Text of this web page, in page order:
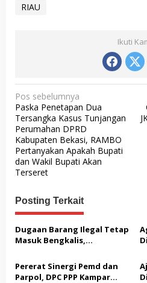
RIAU
Ikuti
N
a
v
i
g
a
s
i
p
o
s
Pos sebelumnya
Paska Penetapan Dua
Tersangka Kasus Tunjangan
Perumahan DPRD
Kabupaten Bekasi, RAMBO
Pertanyakan Apakah Bupati
dan Wakil Bupati Akan
Terseret
Posting Terkait
Dugaan Barang Ilegal Tetap
Masuk Bengkalis,
Dipertanyakan
Pererat Sinergi Pemd dan
Parpol, DPC PPP Kampar